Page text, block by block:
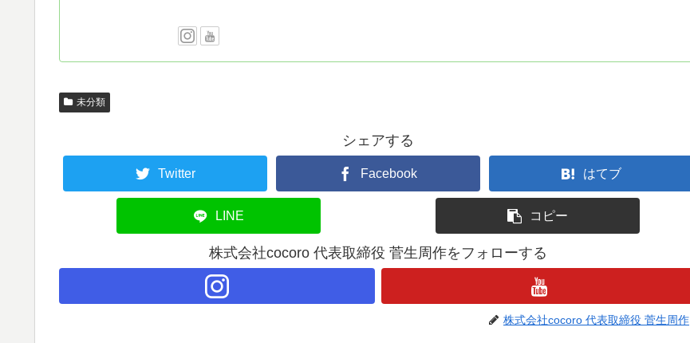
未分類
シェアする
Twitter Facebook はてブ
LINE コピー
株式会社cocoro 代表取締役 菅生周作をフォローする
株式会社cocoro 代表取締役 菅生周作